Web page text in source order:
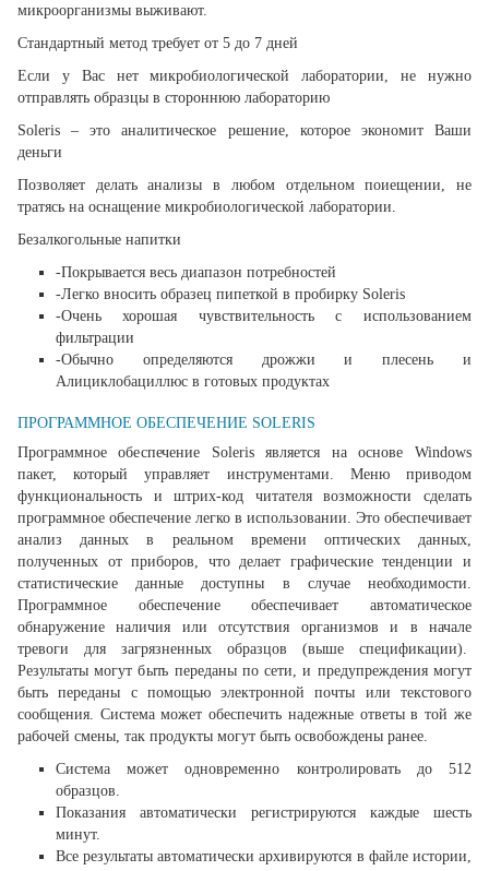
микроорганизмы выживают.
Стандартный метод требует от 5 до 7 дней
Если у Вас нет микробиологической лаборатории, не нужно
отправлять образцы в стороннюю лабораторию
Soleris – это аналитическое решение, которое экономит Ваши
деньги
Позволяет делать анализы в любом отдельном поиещении, не
тратясь на оснащение микробиологической лаборатории.
Безалкогольные напитки
-Покрывается весь диапазон потребностей
-Легко вносить образец пипеткой в пробирку Soleris
-Очень хорошая чувствительность с использованием
фильтрации
-Обычно определяются дрожжи и плесень и
Алициклобациллюс в готовых продуктах
ПРОГРАММНОЕ ОБЕСПЕЧЕНИЕ SOLERIS
Программное обеспечение Soleris является на основе Windows
пакет, который управляет инструментами. Меню приводом
функциональность и штрих-код читателя возможности сделать
программное обеспечение легко в использовании. Это обеспечивает
анализ данных в реальном времени оптических данных,
полученных от приборов, что делает графические тенденции и
статистические данные доступны в случае необходимости.
Программное обеспечение обеспечивает автоматическое
обнаружение наличия или отсутствия организмов и в начале
тревоги для загрязненных образцов (выше спецификации).
Результаты могут быть переданы по сети, и предупреждения могут
быть переданы с помощью электронной почты или текстового
сообщения. Система может обеспечить надежные ответы в той же
рабочей смены, так продукты могут быть освобождены ранее.
Система может одновременно контролировать до 512
образцов.
Показания автоматически регистрируются каждые шесть
минут.
Все результаты автоматически архивируются в файле истории,